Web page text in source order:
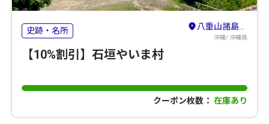
史跡・名所 八重山諸島（石垣島・竹富島・与那国島・西表島）
沖縄/ 沖縄県
【10%割引】石垣やいま村
クーポン枚数： 在庫あり